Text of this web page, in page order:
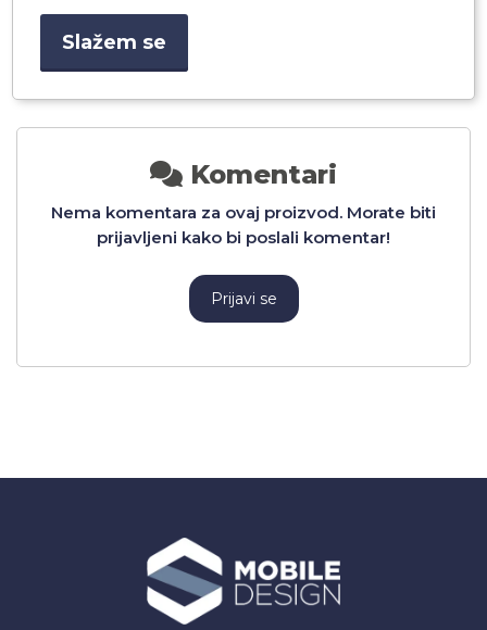
Komentari
Nema komentara za ovaj proizvod. Morate biti
prijavljeni kako bi poslali komentar!
Prijavi se
Slažem se